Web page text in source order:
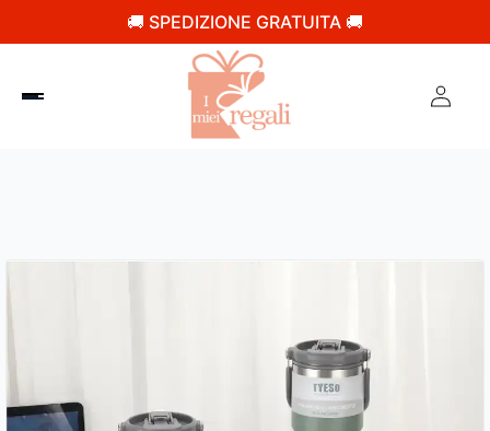
🚚 SPEDIZIONE GRATUITA 🚚